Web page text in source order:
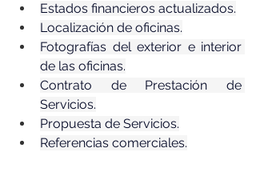
Estados financieros actualizados.
Localización de oficinas.
Fotografías del exterior e interior
de las oficinas.
Contrato de Prestación de
Servicios.
Propuesta de Servicios.
Referencias comerciales.